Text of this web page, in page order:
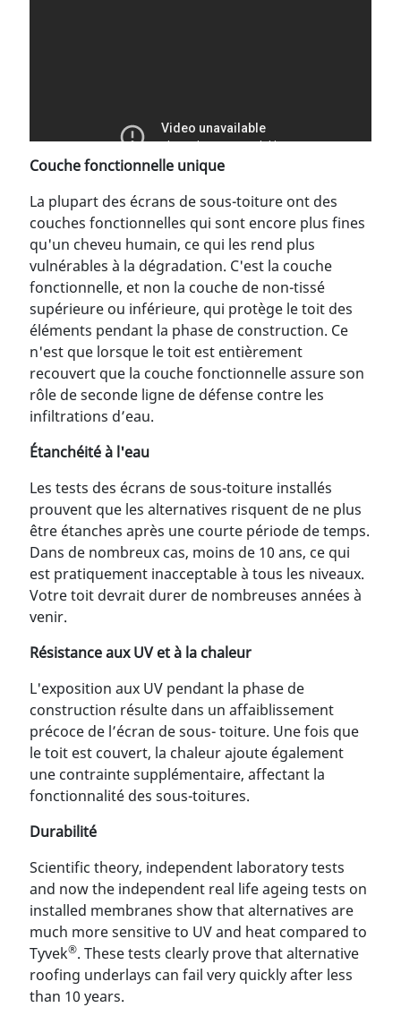
Couche fonctionnelle unique
La plupart des écrans de sous-toiture ont des
couches fonctionnelles qui sont encore plus fines
qu'un cheveu humain, ce qui les rend plus
vulnérables à la dégradation. C'est la couche
fonctionnelle, et non la couche de non-tissé
supérieure ou inférieure, qui protège le toit des
éléments pendant la phase de construction. Ce
n'est que lorsque le toit est entièrement
recouvert que la couche fonctionnelle assure son
rôle de seconde ligne de défense contre les
infiltrations d’eau.
Étanchéité à l'eau
Les tests des écrans de sous-toiture installés
prouvent que les alternatives risquent de ne plus
être étanches après une courte période de temps.
Dans de nombreux cas, moins de 10 ans, ce qui
est pratiquement inacceptable à tous les niveaux.
Votre toit devrait durer de nombreuses années à
venir.
Résistance aux UV et à la chaleur
L'exposition aux UV pendant la phase de
construction résulte dans un affaiblissement
précoce de l’écran de sous- toiture. Une fois que
le toit est couvert, la chaleur ajoute également
une contrainte supplémentaire, affectant la
fonctionnalité des sous-toitures.
Durabilité
Scientific theory, independent laboratory tests
and now the independent real life ageing tests on
installed membranes show that alternatives are
much more sensitive to UV and heat compared to
Tyvek®. These tests clearly prove that alternative
roofing underlays can fail very quickly after less
than 10 years.